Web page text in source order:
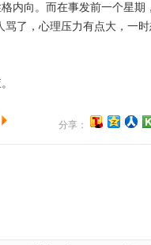
向。而在事发前一个星期
了，心理压力有点大，一
分享：